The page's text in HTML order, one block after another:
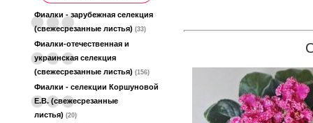
Фиалки - зарубежная селекция
(свежесрезанные листья) (33)
Фиалки-отечественная и
украинская селекция
(свежесрезанные листья) (156)
Фиалки - селекции Коршуновой
Е.В. (свежесрезанные
листья) (20)